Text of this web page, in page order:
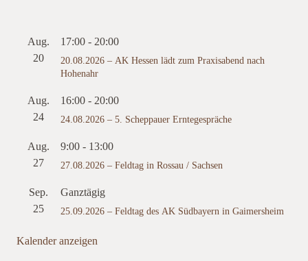
Aug.
20
17:00-20:00
20.08.2026 – AK Hessen lädt zum Praxisabend nach
Hohenahr
Aug.
24
16:00-20:00
24.08.2026 – 5. Scheppauer Erntegespräche
Aug.
27
9:00- 13:00
27.08.2026 – Feldtag in Rossau / Sachsen
Sep.
25
Ganztägig
25.09.2026 – Feldtag des AK Südbayern in Gaimersheim
Kalender anzeigen